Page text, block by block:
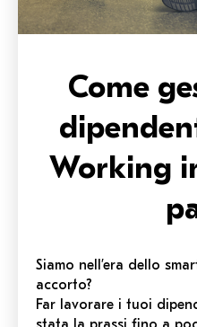
Come
Working
Siamo nell’era dello
accorto?
Far lavorare i tuoi